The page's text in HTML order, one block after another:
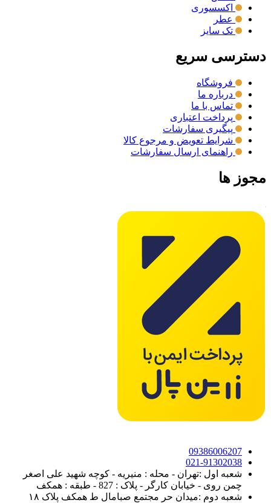
اکسسوری
عطر
تک سایز
دسترسی سریع
فروشگاه
درباره ما
تماس با ما
پرداخت اعتباری
پیگیری سفارشات
شرایط تعویض و مرجوع کالا
راهنمای ارسال سفارشات
مجوز ها
09386006207
021-91302038
شعبه اول :تهران - محله : منیریه - کوچه شهید علی اصغر
چمن روی - خیابان کارگر - پلاک : 827 - طبقه : همکف
شعبه دوم :میدان حر مجتمع صبامال ط همکف پلاک ۱۸